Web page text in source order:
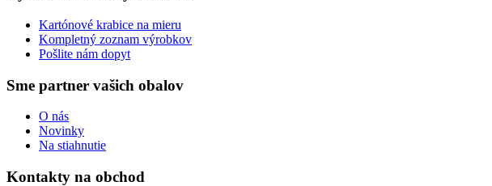
Kartónové krabice na mieru
Kompletný zoznam výrobkov
Pošlite nám dopyt
Sme partner vašich obalov
O nás
Novinky
Na stiahnutie
Kontakty na obchod